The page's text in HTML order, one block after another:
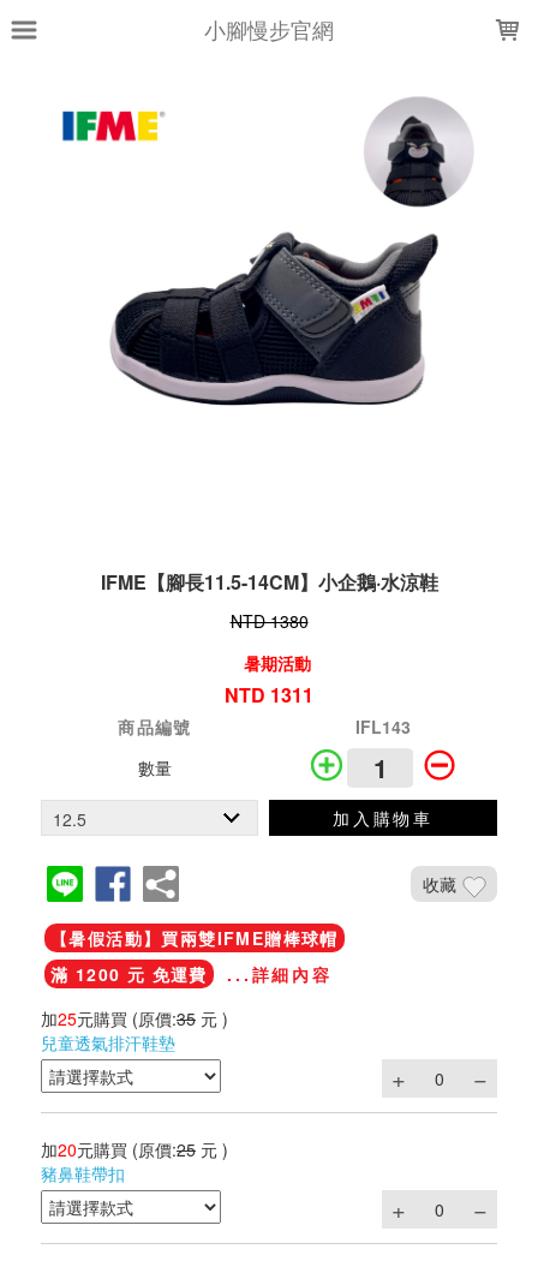
小腳慢步官網
IFME【腳長11.5-14CM】小企鵝·水涼鞋
NTD 1380
暑期活動
NTD 1311
商品編號
IFL143
數量
加入購物車
收藏
【暑假活動】買兩雙IFME贈棒球帽
滿 1200 元 免運費
...詳細內容
加25元購買 (原價:35 元 )
兒童透氣排汗鞋墊
加20元購買 (原價:25 元 )
豬鼻鞋帶扣